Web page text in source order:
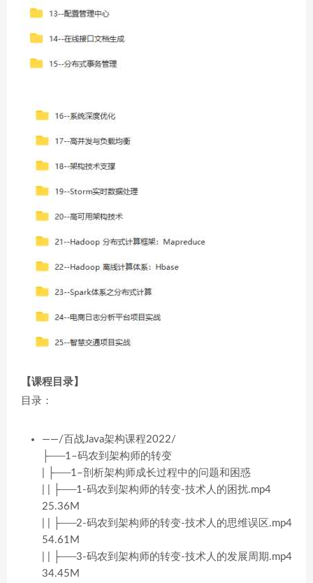
【课程目录】
目录：
——/百战Java架构课程2022/
├──1–码农到架构师的转变
| ├──1–剖析架构师成长过程中的问题和困惑
| | ├──1-码农到架构师的转变-技术人的困扰.mp4
25.36M
| | ├──2-码农到架构师的转变-技术人的思维误区.mp4
54.61M
| | ├──3-码农到架构师的转变-技术人的发展周期.mp4
34.45M